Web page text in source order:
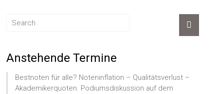
Anstehende Termine
Bestnoten für alle? Noteninflation – Qualitätsverlust –
Akademikerquoten. Podiumsdiskussion auf dem